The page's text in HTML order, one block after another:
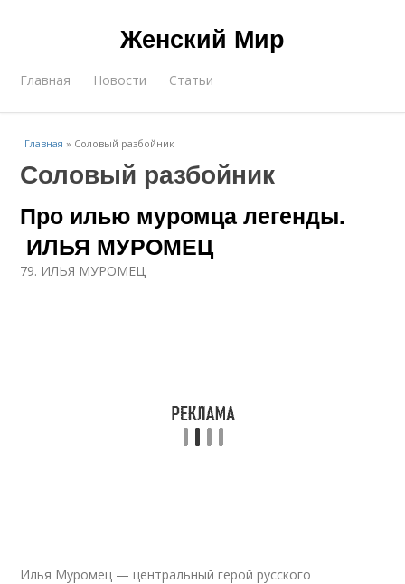
Женский Мир
Главная Новости Статьи
Главная » Соловый разбойник
Соловый разбойник
Про илью муромца легенды.
ИЛЬЯ МУРОМЕЦ
79. ИЛЬЯ МУРОМЕЦ
Илья Муромец — центральный герой русского